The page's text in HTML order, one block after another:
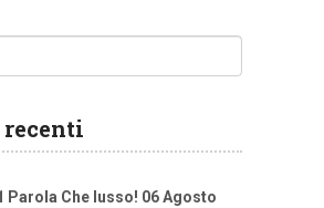
Parola Che lusso! 06 Agosto